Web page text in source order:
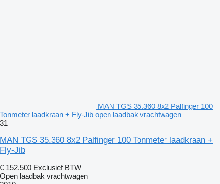
MAN TGS 35.360 8x2 Palfinger 100
Tonmeter laadkraan + Fly-Jib open laadbak vrachtwagen
31
MAN TGS 35.360 8x2 Palfinger 100 Tonmeter laadkraan +
Fly-Jib
€ 152.500 Exclusief BTW
Open laadbak vrachtwagen